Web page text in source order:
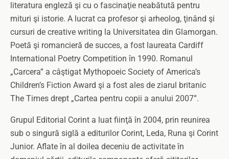
literatura engleză şi cu o fascinaţie neabătută pentru
mituri şi istorie. A lucrat ca profesor şi arheolog, ţinând şi
cursuri de creative writing la Universitatea din Glamorgan.
Poetă şi romancieră de succes, a fost laureata Cardiff
International Poetry Competition în 1990. Romanul
„Carcera” a câştigat Mythopoeic Society of America’s
Children’s Fiction Award şi a fost ales de ziarul britanic
The Times drept „Cartea pentru copii a anului 2007”.
Grupul Editorial Corint a luat fiinţă în 2004, prin reunirea
sub o singură siglă a editurilor Corint, Leda, Runa şi Corint
Junior. Aflate în al doilea deceniu de activitate în